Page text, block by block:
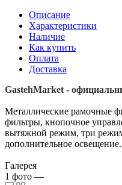
Описание
Характеристики
Наличие
Как купить
Оплата
Доставка
GastehMarket -
Металлические рамочные
фильтры, кнопочное
вытяжной режим, три
дополнительное освещение.
Галерея
1 фото —